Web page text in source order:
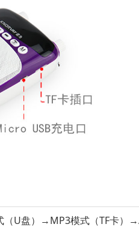
（U盘）→MP3模式（TF卡）